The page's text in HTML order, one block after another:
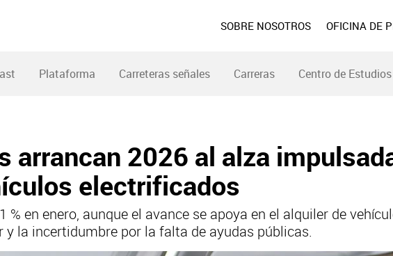
SOBRE NOSOTROS OFICINA DE
Plataforma Carreteras señales Carreras Centro de Estudios
arrancan 2026 al alza
electrificados
en enero, aunque el avance se apoya en el alquiler de
la incertidumbre por la falta de ayudas públicas.